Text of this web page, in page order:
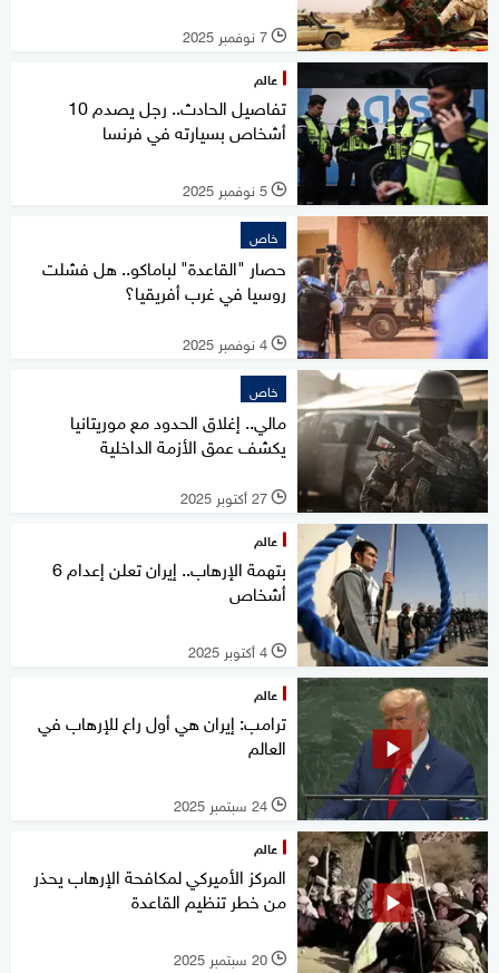
l 7 نوفمبر 2025
عالم
تفاصيل الحادث.. رجل يصدم 10
أشخاص بسيارته في فرنسا
l 5 نوفمبر 2025
خاص
حصار "القاعدة" لباماكو.. هل فشلت
روسيا في غرب أفريقيا؟
l 4 نوفمبر 2025
خاص
مالي.. إغلاق الحدود مع موريتانيا
يكشف عمق الأزمة الداخلية
l 27 أكتوبر 2025
عالم
بتهمة الإرهاب.. إيران تعلن إعدام 6
أشخاص
l 4 أكتوبر 2025
عالم
ترامب: إيران هي أول راع للإرهاب في
العالم
l 24 سبتمبر 2025
عالم
المركز الأميركي لمكافحة الإرهاب يحذر
من خطر تنظيم القاعدة
l 20 سبتمبر 2025